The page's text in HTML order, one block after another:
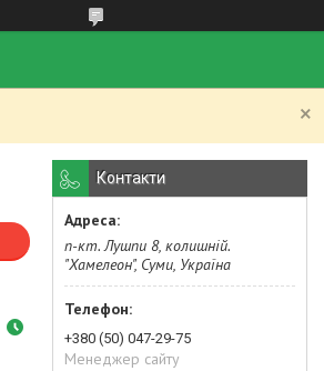
Контакти
п-кт. Лушпи 8, колишній.
"Хамелеон", Суми, Україна
+380 (50) 047-29-75
Менеджер сайту